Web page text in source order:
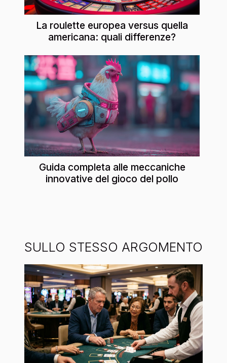
La roulette europea versus quella
americana: quali differenze?
Guida completa alle meccaniche
innovative del gioco del pollo
SULLO STESSO ARGOMENTO